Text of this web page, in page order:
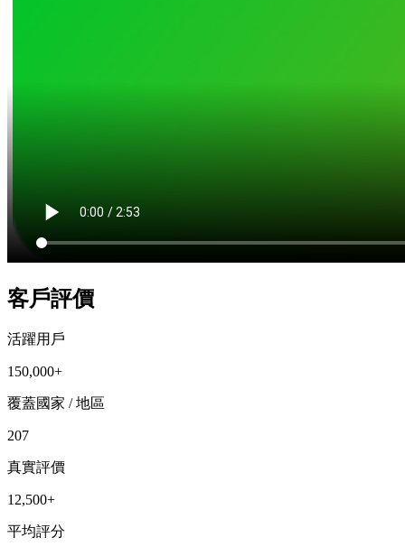
客戶評價
活躍用戶
150,000+
覆蓋國家 / 地區
207
真實評價
12,500+
平均評分